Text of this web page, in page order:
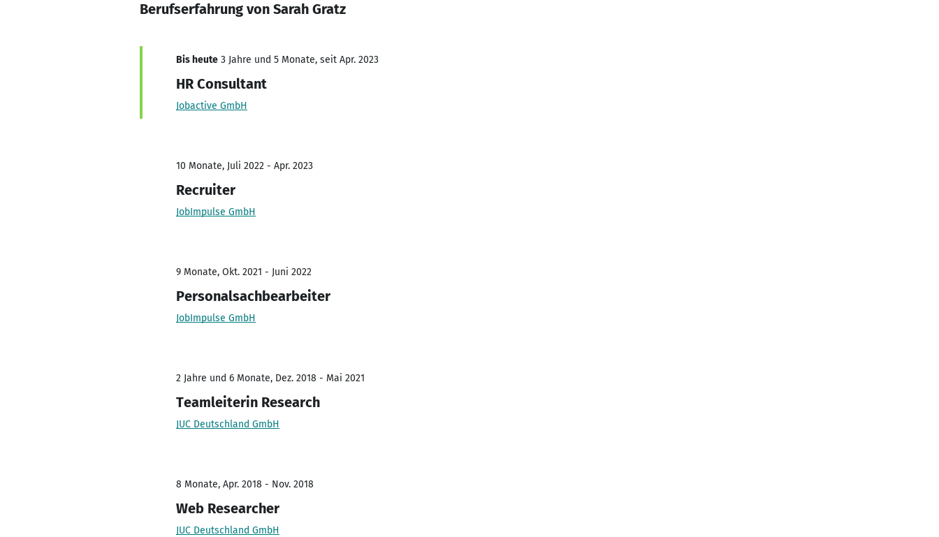
Berufserfahrung von Sarah Gratz
Bis heute 3 Jahre und 5 Monate, seit Apr. 2023
HR Consultant
Jobactive GmbH
10 Monate, Juli 2022 - Apr. 2023
Recruiter
JobImpulse GmbH
9 Monate, Okt. 2021 - Juni 2022
Personalsachbearbeiter
JobImpulse GmbH
2 Jahre und 6 Monate, Dez. 2018 - Mai 2021
Teamleiterin Research
JUC Deutschland GmbH
8 Monate, Apr. 2018 - Nov. 2018
Web Researcher
JUC Deutschland GmbH